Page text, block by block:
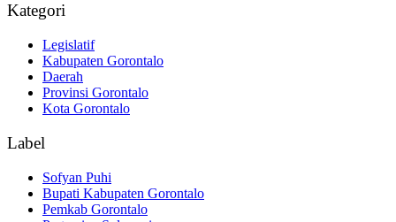
Kategori
Legislatif
Kabupaten Gorontalo
Daerah
Provinsi Gorontalo
Kota Gorontalo
Label
Sofyan Puhi
Bupati Kabupaten Gorontalo
Pemkab Gorontalo